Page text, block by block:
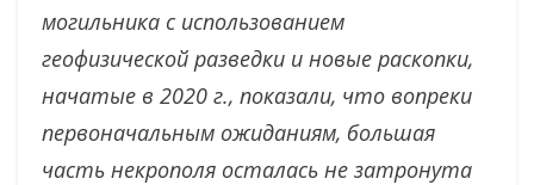
могильника с использованием
геофизической разведки и новые раскопки,
начатые в 2020 г., показали, что вопреки
первоначальным ожиданиям, большая
часть некрополя осталась не затронута